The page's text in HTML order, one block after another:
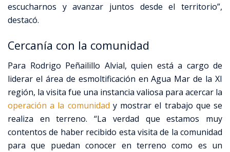
escucharnos y avanzar juntos desde el territorio”,
destacó.
Cercanía con la comunidad
Para Rodrigo Peñailillo Alvial, quien está a cargo de
liderar el área de esmoltificación en Agua Mar de la XI
región, la visita fue una instancia valiosa para acercar la
operación a la comunidad y mostrar el trabajo que se
realiza en terreno. “La verdad que estamos muy
contentos de haber recibido esta visita de la comunidad
para que puedan conocer en terreno como es un